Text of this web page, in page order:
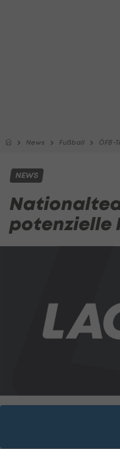
News Fußball ÖFB-
NEWS
potenzielle